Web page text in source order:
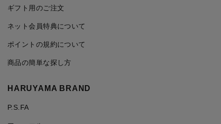
ギフト用のご注文
ネット会員特典について
ポイントの規約について
商品の簡単な探し方
HARUYAMA BRAND
P.S.FA